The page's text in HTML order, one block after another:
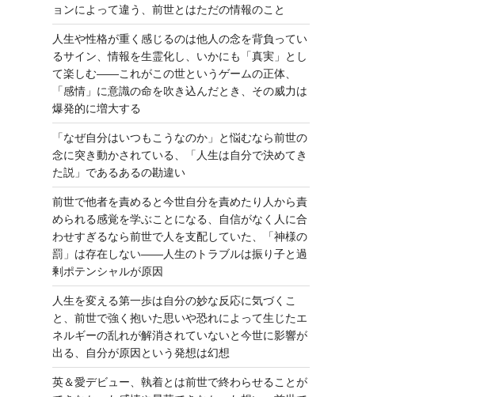
ョンによって違う、前世とはただの情報のこと
人生や性格が重く感じるのは他人の念を背負ってい
るサイン、情報を生霊化し、いかにも「真実」とし
て楽しむ――これがこの世というゲームの正体、
「感情」に意識の命を吹き込んだとき、その威力は
爆発的に増大する
「なぜ自分はいつもこうなのか」と悩むなら前世の
念に突き動かされている、「人生は自分で決めてき
た説」であるあるの勘違い
前世で他者を責めると今世自分を責めたり人から責
められる感覚を学ぶことになる、自信がなく人に合
わせすぎるなら前世で人を支配していた、「神様の
罰」は存在しない――人生のトラブルは振り子と過
剰ポテンシャルが原因
人生を変える第一歩は自分の妙な反応に気づくこ
と、前世で強く抱いた思いや恐れによって生じたエ
ネルギーの乱れが解消されていないと今世に影響が
出る、自分が原因という発想は幻想
英＆愛デビュー、執着とは前世で終わらせることが